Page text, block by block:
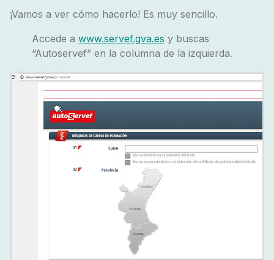
¡Vamos a ver cómo hacerlo! Es muy sencillo.
Accede a www.servef.gva.es y buscas
“Autoservef” en la columna de la izquierda.